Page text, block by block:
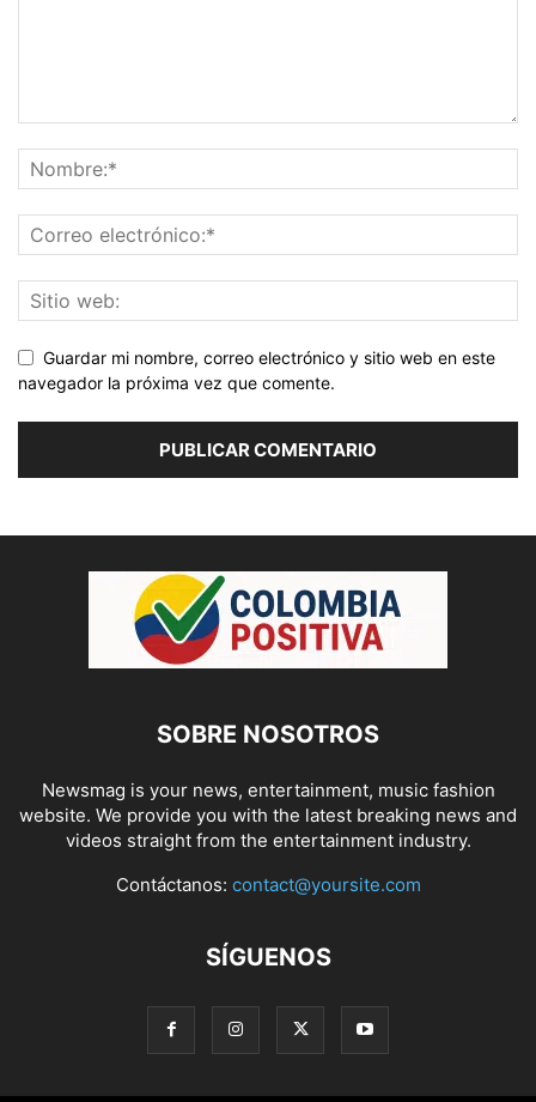
Guardar mi nombre, correo electrónico y sitio web en este
navegador la próxima vez que comente.
SOBRE NOSOTROS
Newsmag is your news, entertainment, music fashion
website. We provide you with the latest breaking news and
videos straight from the entertainment industry.
Contáctanos: contact@yoursite.com
SÍGUENOS